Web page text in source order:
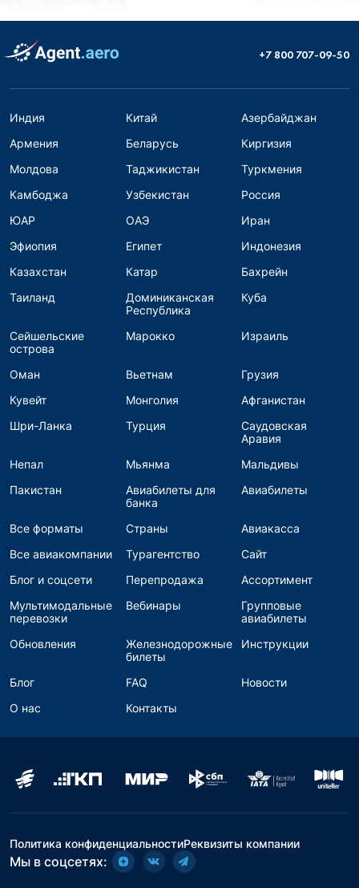
+7 800 707-09-50
Индия Китай
Азербайджан
Армения
Беларусь
Киргизия
Молдова
Таджикистан
Туркмения
Камбоджа
Узбекистан
Россия
ЮАР
ОАЭ
Иран
Эфиопия
Египет
Индонезия
Казахстан
Катар
Бахрейн
Таиланд
Доминиканская
Республика
Куба
Сейшельские
острова
Марокко Израиль
Оман Вьетнам
Грузия
Кувейт
Монголия
Афганистан
Шри-Ланка
Турция
Саудовская
Аравия
Непал
Мьянма
Мальдивы
Пакистан
Авиабилеты для
банка
Авиабилеты
Все форматы Страны
Авиакасса
Все авиакомпании
Турагентство
Сайт
Блог и соцсети
Перепродажа
Ассортимент
Мультимодальные
перевозки
Вебинары
Групповые
авиабилеты
Обновления
Железнодорожные
билеты
Инструкции
Блог FAQ
Новости
О нас
Контакты
Политика конфиденциальностиРеквизиты компании
Мы в соцсетях: